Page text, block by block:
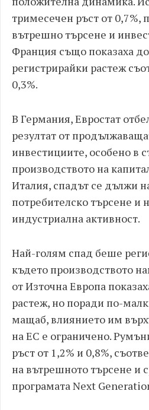
тримесечен ръст от 0,7%,
вътрешно търсене и
Франция също показаха
регистрирайки растеж
0,3%.
В Германия, Евростат
резултат от
инвестициите, особено в
производството на
Италия, спадът се дължи
потребителско търсене и
индустриална активност.
Най-голям спад беше
където производството
от Източна Европа
растеж, но поради по-
мащаб, влиянието им
на ЕС е ограничено.
ръст от 1,2% и 0,8%,
на вътрешното търсене и
програмата Next